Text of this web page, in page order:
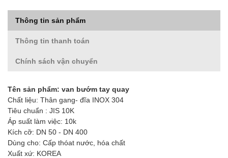
Thông tin sản phẩm
Thông tin thanh toán
Chính sách vận chuyển
Tên sản phẩm: van bướm tay quay
Chất liệu: Thân gang- đĩa INOX 304
Tiêu chuẩn : JIS 10K
Áp suất làm việc: 10k
Kích cỡ: DN 50 - DN 400
Dùng cho: Cấp thóat nước, hóa chất
Xuất xứ: KOREA